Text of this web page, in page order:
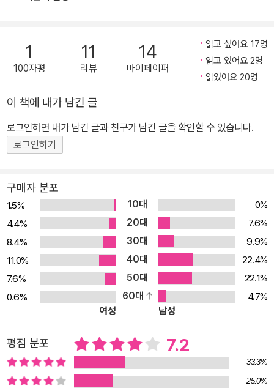
한국 사회를 재단하는 데 절대적으로 의지해 온 ‘서양산 사회과학’을
한 학계의 세분화되고 목적론적인 기존 연구 경향에서 가능한 한 멀
리 떨어져 우리의 조선사를 총체적으로 조망하고자 한다. 이를테면
‘부르주아지 없이는 민주주의도 없다.’라는 마르크스 이론의 유명한
으로 배양된 재벌이 부르주아지인가?, 외국 학자들의 눈에 낯선 한국
의 높은 교육열은 어떻게 설명할 수 있는가? 하는 문제들이 한국만의
역사적 진화 경로와 그 특징을 살펴보지 않고는 설명될 수 없다는 것
이 책은 이를 위한 한 사회학자의 35년 여정의 결실이라 할 수 있다.
1970년대 세대가 자부심을 갖고 행했던 과거와의 단절, 못난 아비
죽이기의 대가는 혹독했다. 역사의 내력들은 나를 통해 새로이 현현
되고, 나를 통해 미래로 뻗어 나간다. 그렇다면 ‘이단의 자식’은 일찍
이 아버지를 죽였지만 다시 아버지를 찾아야 하는 이율배반적 상황에
직면한 것이다. 어쨌든 돌파구를 만들어야 했다. 그것이 인류학적 아
버지든, 사상적 아버지든 현대적 지식으로 무장한 천애의 고아에겐
아버지가 절실했다. 나의 기원, 1970년대 세대의 기원, 그리고 20세
기 한국의 기원이 어디에서 비롯되었는지를 알아야 했다. 우선 가장
가까운 근대, 개화기로부터 그 기원에의 탐색 여행을 출발하기로 했
다. 이 책은 그런 탐색 여행의 사회학적 보고서다. -「책머리에」중에서
◆ 극단적 경쟁과 균열, 소통 불능의 시대 토론과 합의에 기반한 ‘공
1
100자평
11
리뷰
14
마이페이퍼
읽고 싶어요 17명
읽고 있어요 2명
읽었어요 20명
이 책에 내가 남긴 글
로그인하면 내가 남긴 글과 친구가 남긴 글을 확인할 수 있습니다.
로그인하기
구매자 분포
1.5% 10대
0%
4.4%
20대
7.6%
8.4%
30대
9.9%
11.0%
40대
22.4%
7.6%
50대
22.1%
0.6%
60대
4.7%
여성
남성
평점 분포 7.2
33.3%
25.0%